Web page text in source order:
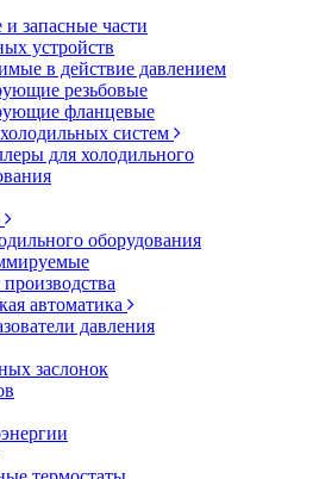
и запасные части
устройств
в действие давлением
резьбовые
фланцевые
систем
для холодильного
оборудования
автоматика
давления
заслонок